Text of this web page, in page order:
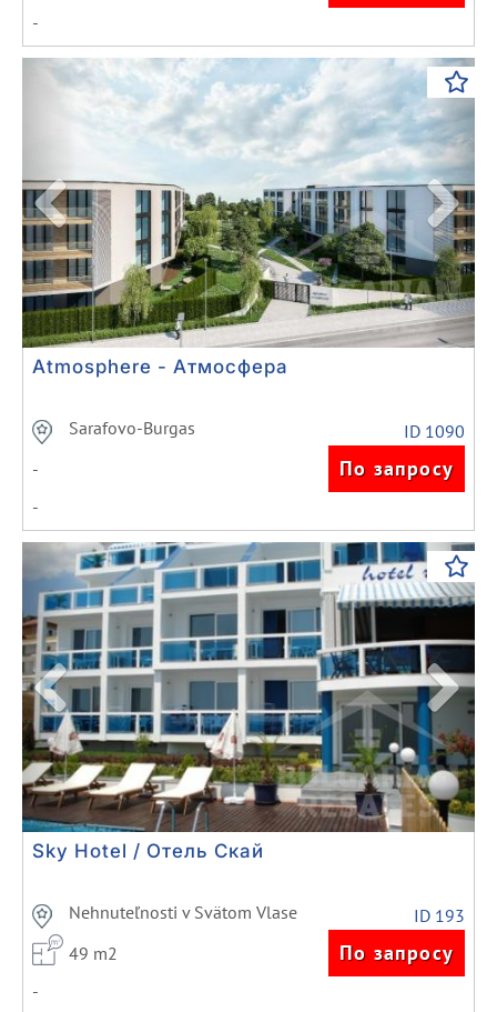
-
Previous Next
Atmosphere - Атмосфера
Sarafovo-Burgas
ID 1090
-
По запросу
-
Previous Next
Sky Hotel / Отель Скай
Nehnuteľnosti v Svätom Vlase
ID 193
49 m2
По запросу
-